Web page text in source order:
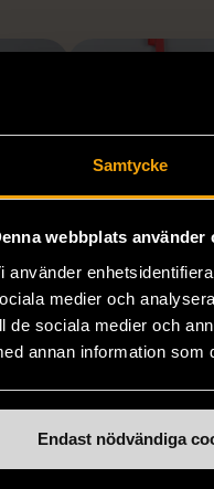
Samtycke
webbplats använder
använder
medier och
de sociala medier och
annan information som
Endast nödvändiga
1/5
OKÄNT MÄRKE
Vit ljuslykta
konstljus
Mycket gott skick
50 kr